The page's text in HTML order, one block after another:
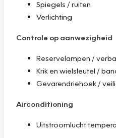
Spiegels / ruiten
Verlichting
Controle op aanwezigheid
Reservelampen /
Krik en wielsleutel /
Gevarendriehoek /
Airconditioning
Uitstroomlucht